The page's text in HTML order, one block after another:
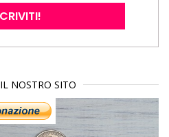
NOSTRO SITO